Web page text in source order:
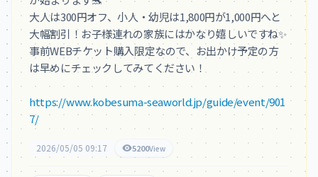
大人は300円オフ、小人・幼児は1,800円が1,000円へと
大幅割引！お子様連れの家族にはかなり嬉しいですね✨
事前WEBチケット購入限定なので、お出かけ予定の方
は早めにチェックしてみてください！
https://www.kobesuma-seaworld.jp/guide/event/901
7/
2026/05/05 09:17 5200View